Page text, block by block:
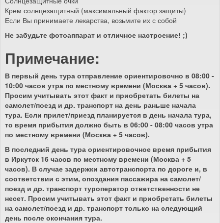
Крем солнцезащитный (максимальный фактор защиты)
Если Вы принимаете лекарства, возьмите их с собой
Не забудьте фотоаппарат и отличное настроение! ;)
Примечание:
В первый день тура отправление ориентировочно в 08:00 -
10:00 часов утра по местному времени (Москва + 5 часов).
Просим учитывать этот факт и приобретать билеты на
самолет/поезд и др. транспорт на день раньше начала
тура. Если прилет/приезд планируется в день начала тура,
то время прибытия должно быть в 06:00 - 08:00 часов утра
по местному времени (Москва + 5 часов).
В последний день тура ориентировочное время прибытия
в Иркутск 16 часов по местному времени (Москва + 5
часов). В случае задержки автотранспорта по дороге и, в
соответствии с этим, опоздания пассажира на самолет/
поезд и др. транспорт туроператор ответственности не
несет. Просим учитывать этот факт и приобретать билеты
на самолет/поезд и др. транспорт только на следующий
день после окончания тура.